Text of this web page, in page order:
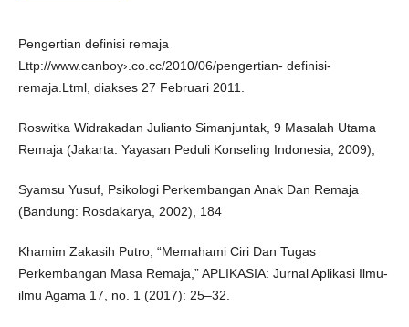
Pengertian definisi remaja
Lttp://www.canboy›.co.cc/2010/06/pengertian- definisi-
remaja.Ltml, diakses 27 Februari 2011.
Roswitka Widrakadan Julianto Simanjuntak, 9 Masalah Utama
Remaja (Jakarta: Yayasan Peduli Konseling Indonesia, 2009),
Syamsu Yusuf, Psikologi Perkembangan Anak Dan Remaja
(Bandung: Rosdakarya, 2002), 184
Khamim Zakasih Putro, “Memahami Ciri Dan Tugas
Perkembangan Masa Remaja,” APLIKASIA: Jurnal Aplikasi Ilmu-
ilmu Agama 17, no. 1 (2017): 25–32.